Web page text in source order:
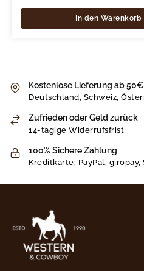
In den Warenkorb
Kostenlose Lieferung ab
Deutschland, Schweiz,
Zufrieden oder Geld zurück
14-tägige Widerrufsfrist
100% Sichere Zahlung
Kreditkarte, PayPal, giropay,